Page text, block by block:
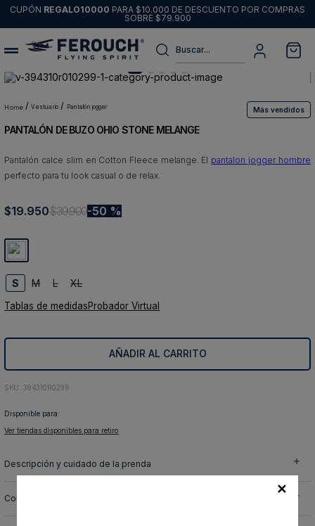
CUPÓN REGALO10000 PARA $10.000 DE DESCUENTO POR COMPRAS
SOBRE $79.900
Buscar...
vestuario pantalón jogger Más vendidos
PANTALÓN DE BUZO OHIO STONE MELANGE
Pantalón calce slim en Cotton Fleece melange. El pantalon jogger hombre
perfecto para tu look casual o de relax.
$19.950$39.900 50 %
S M L XL
Tablas de medidasProbador Virtual
AÑADIR AL CARRITO
: 394310R0299
Disponible para:
Ver tiendas disponibles para retiro
Descripción y cuidado de la prenda
Composición
✕
1.
sweater
2.
chaquetas
3.
pantalon
camisas
5.
chaqueta cuero
7.
8
chaqueta
9.
poleron